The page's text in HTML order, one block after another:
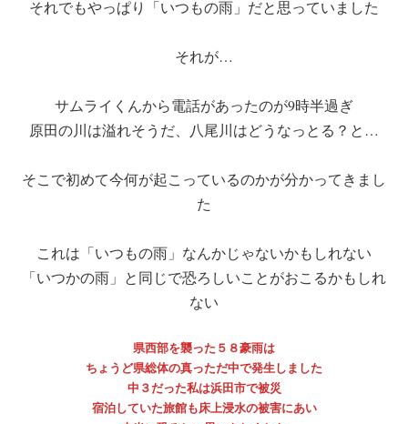
それでもやっぱり「いつもの雨」だと思っていました
それが…
サムライくんから電話があったのが9時半過ぎ
原田の川は溢れそうだ、八尾川はどうなっとる？と…
そこで初めて今何が起こっているのかが分かってきまし
た
これは「いつもの雨」なんかじゃないかもしれない
「いつかの雨」と同じで恐ろしいことがおこるかもしれ
ない
県西部を襲った５８豪雨は
ちょうど県総体の真っただ中で発生しました
中３だった私は浜田市で被災
宿泊していた旅館も床上浸水の被害にあい